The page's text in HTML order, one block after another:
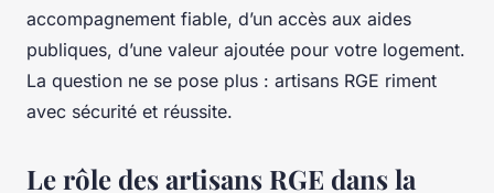
accompagnement fiable, d’un accès aux aides
publiques, d’une valeur ajoutée pour votre logement.
La question ne se pose plus : artisans RGE riment
avec sécurité et réussite.
Le rôle des artisans RGE dans la